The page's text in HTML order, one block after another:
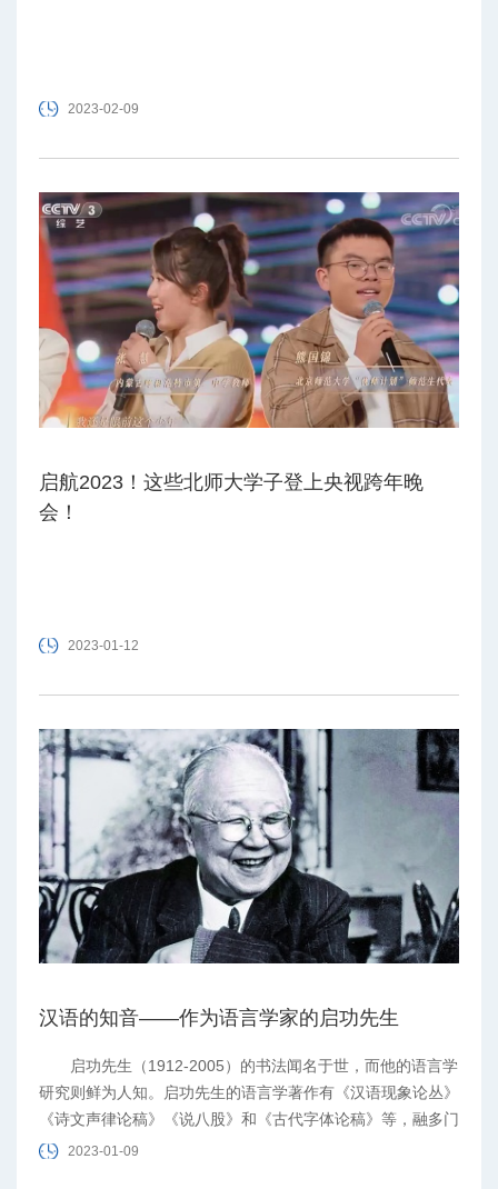
2023-02-09
启航2023！这些北师大学子登上央视跨年晚
会！
2023-01-12
汉语的知音——作为语言学家的启功先生
启功先生（1912-2005）的书法闻名于世，而他的语言学
研究则鲜为人知。启功先生的语言学著作有《汉语现象论丛》
《诗文声律论稿》《说八股》和《古代字体论稿》等，融多门
学术，立一家之言。他的语言学，是在渊源深厚的中华民族文
2023-01-09